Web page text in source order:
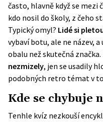
často, hlavně když se
kdo nosil do školy, z čeho
Typický omyl? Lidé si
vybaví botu, ale ne název,
obalu než skutečná
nezmizely, jen se usadily
podobných retro témat v
Kde se chybuje
Tenhle kvíz nezkouší